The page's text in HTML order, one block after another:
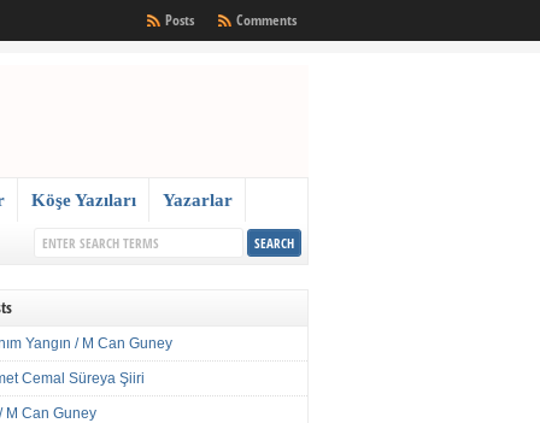
Comments
Posts
Köşe Yazıları Yazarlar
Yangın / M Can Guney
Cemal Süreya Şiiri
M Can Guney